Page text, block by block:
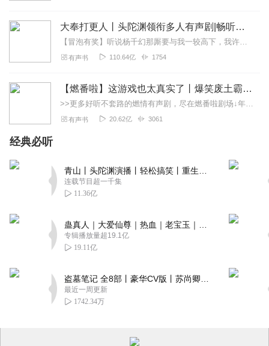
大奉打更人丨头陀渊领衔多人有声剧|畅听全集|王鹤棣、田曦薇主演影视剧原著|卖报小郎君
【冒泡有奖】听说杨千幻那厮要与我一较高下，我许七安要开始装叉了！快进入声音播放页戳下方输入框，冒个泡偷偷告诉我，我要用哪些诗词才能胜过他？说得好的，有赏！202...
有声书 110.64亿 1754
【燃番啦】这游戏也太真实了丨爆笑废土霸榜神作丨紫襟剧社制作
>>更多好听不套路的燃情有声剧，尽在燃番啦剧场↓年度重磅推荐本专辑为VIP免费专辑每天上午10点5集更新，订阅可以听到最新内容哦！每周抽一个专辑五星优质评论送...
有声书 20.62亿 3061
经典必听
连载节目超一千集
11.36亿
专辑播放量超19.1亿
19.11亿
最近一周更新
1742.34万